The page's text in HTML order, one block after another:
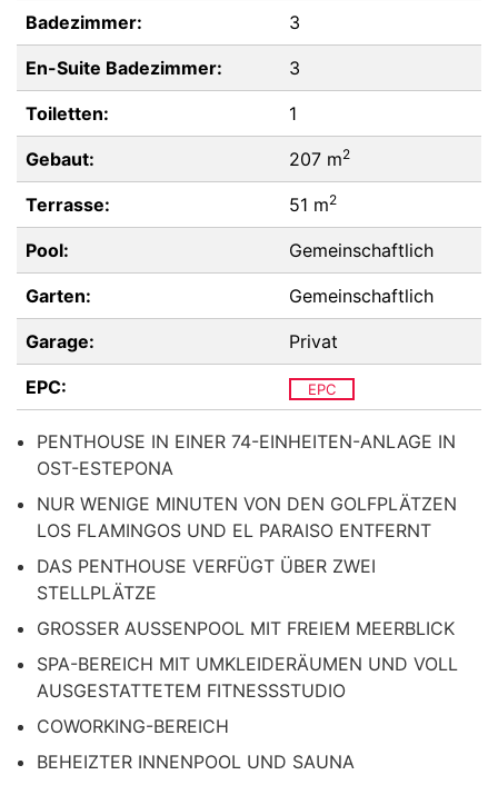
Badezimmer: 3
En-Suite Badezimmer: 3
Toiletten: 1
Gebaut: 207 m2
Terrasse: 51 m2
Pool: Gemeinschaftlich
Garten: Gemeinschaftlich
Garage: Privat
EPC: EPC
PENTHOUSE IN EINER 74-EINHEITEN-ANLAGE IN
OST-ESTEPONA
NUR WENIGE MINUTEN VON DEN GOLFPLÄTZEN
LOS FLAMINGOS UND EL PARAISO ENTFERNT
DAS PENTHOUSE VERFÜGT ÜBER ZWEI
STELLPLÄTZE
GROSSER AUSSENPOOL MIT FREIEM MEERBLICK
SPA-BEREICH MIT UMKLEIDERÄUMEN UND VOLL
AUSGESTATTETEM FITNESSSTUDIO
COWORKING-BEREICH
BEHEIZTER INNENPOOL UND SAUNA